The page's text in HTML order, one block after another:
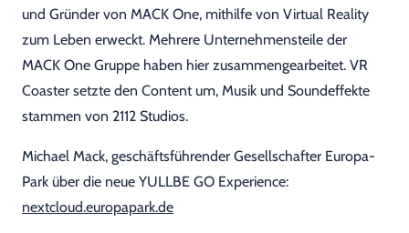
und Gründer von MACK One, mithilfe von Virtual Reality
zum Leben erweckt. Mehrere Unternehmensteile der
MACK One Gruppe haben hier zusammengearbeitet. VR
Coaster setzte den Content um, Musik und Soundeffekte
stammen von 2112 Studios.
Michael Mack, geschäftsführender Gesellschafter Europa-
Park über die neue YULLBE GO Experience:
nextcloud.europapark.de